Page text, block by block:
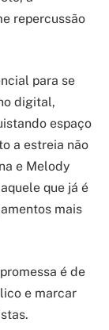
repercussão
para se
digital,
espaço
a estreia não
e Melody
que já é
mais
é de
e marcar